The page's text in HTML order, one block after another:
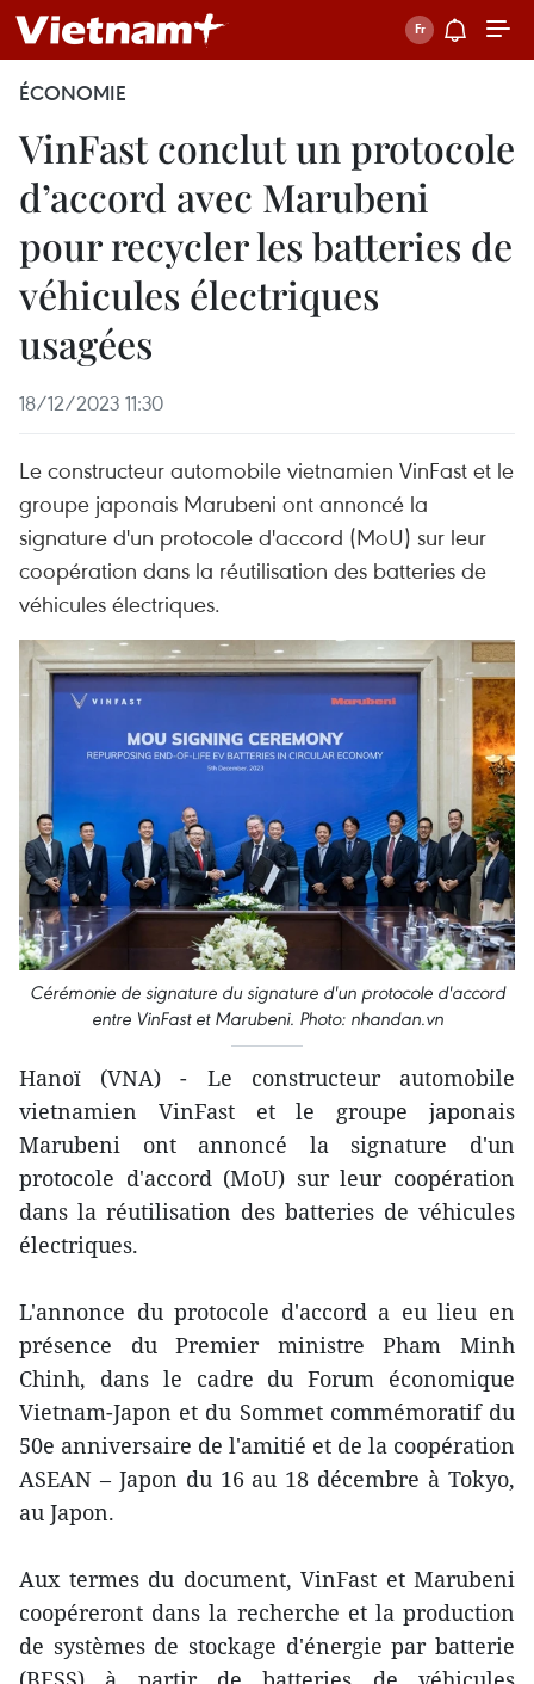
ÉCONOMIE
VinFast conclut un protocole
d’accord avec Marubeni
pour recycler les batteries de
véhicules électriques
usagées
18/12/2023 11:30
Le constructeur automobile vietnamien VinFast et le
groupe japonais Marubeni ont annoncé la
signature d'un protocole d'accord (MoU) sur leur
coopération dans la réutilisation des batteries de
véhicules électriques.
Cérémonie de signature du signature d'un protocole d'accord
entre VinFast et Marubeni. Photo: nhandan.vn
Hanoï (VNA) - Le constructeur automobile
vietnamien VinFast et le groupe japonais
Marubeni ont annoncé la signature d'un
protocole d'accord (MoU) sur leur coopération
dans la réutilisation des batteries de véhicules
électriques.
L'annonce du protocole d'accord a eu lieu en
présence du Premier ministre Pham Minh
Chinh, dans le cadre du Forum économique
Vietnam-Japon et du Sommet commémoratif du
50e anniversaire de l'amitié et de la coopération
ASEAN – Japon du 16 au 18 décembre à Tokyo,
au Japon.
Aux termes du document, VinFast et Marubeni
coopéreront dans la recherche et la production
de systèmes de stockage d'énergie par batterie